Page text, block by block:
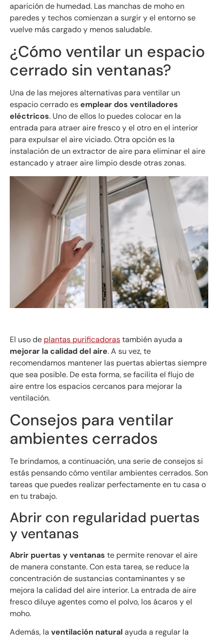
aparición de humedad. Las manchas de moho en
paredes y techos comienzan a surgir y el entorno se
vuelve más cargado y menos saludable.
¿Cómo ventilar un espacio
cerrado sin ventanas?
Una de las mejores alternativas para ventilar un
espacio cerrado esemplear dos ventiladores
eléctricos. Uno de ellos lo puedes colocar en la
entrada para atraer aire fresco y el otro en el interior
para expulsar el aire viciado. Otra opción es la
instalación de un extractor de aire para eliminar el aire
estancado y atraer aire limpio desde otras zonas.
El uso de plantas purificadorastambién ayuda a
mejorar la calidad del aire. A su vez, te
recomendamos mantener las puertas abiertas siempre
que sea posible. De esta forma, se facilita el flujo de
aire entre los espacios cercanos para mejorar la
ventilación.
Consejos para ventilar
ambientes cerrados
Te brindamos, a continuación, una serie de consejos si
estás pensando cómo ventilar ambientes cerrados. Son
tareas que puedes realizar perfectamente en tu casa o
en tu trabajo.
Abrir con regularidad puertas
y ventanas
Abrir puertas y ventanas te permite renovar el aire
de manera constante. Con esta tarea, se reduce la
concentración de sustancias contaminantes y se
mejora la calidad del aire interior. La entrada de aire
fresco diluye agentes como el polvo, los ácaros y el
moho.
Además, la ventilación naturalayuda a regular la